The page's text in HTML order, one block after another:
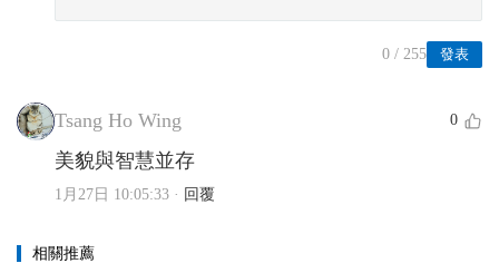
發表
0 / 255
Tsang Ho Wing 0
美貌與智慧並存
1月27日 10:05:33 · 回覆
相關推薦